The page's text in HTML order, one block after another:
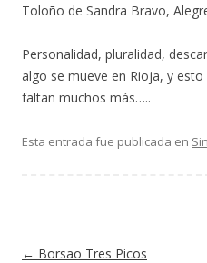
Toloño de Sandra Bravo,
Personalidad, pluralidad,
algo se mueve en Rioja, y
faltan muchos más…..
Esta entrada fue publicada en
Navegación de entradas
← Borsao Tres Picos